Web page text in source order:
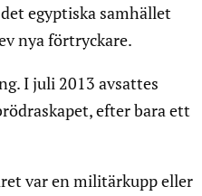
egyptiska samhället
nya förtryckare.
I juli 2013 avsattes
efter bara ett
var en militärkupp eller